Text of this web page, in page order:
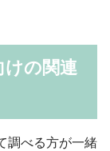
けの関連
調べる方が一緒